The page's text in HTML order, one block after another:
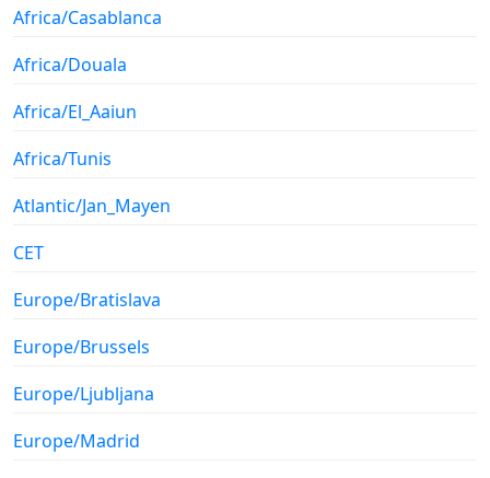
Africa/Casablanca
Africa/Douala
Africa/El_Aaiun
Africa/Tunis
Atlantic/Jan_Mayen
CET
Europe/Bratislava
Europe/Brussels
Europe/Ljubljana
Europe/Madrid